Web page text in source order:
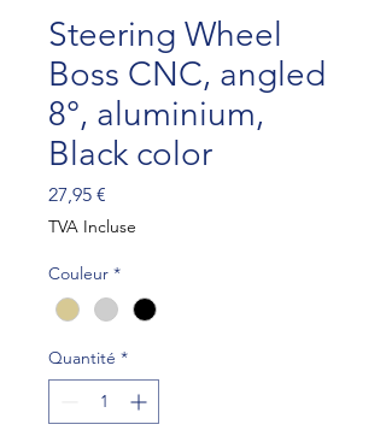
Steering Wheel
Boss CNC, angled
8°, aluminium,
Black color
27,95 €
TVA Incluse
Couleur *
Quantité *